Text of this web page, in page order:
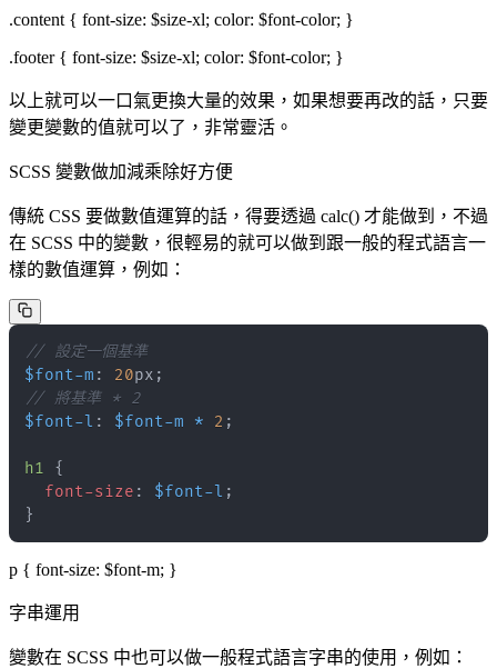
.content { font-size: $size-xl; color: $font-color; }
.footer { font-size: $size-xl; color: $font-color; }
以上就可以一口氣更換大量的效果，如果想要再改的話，只要
變更變數的值就可以了，非常靈活。
SCSS 變數做加減乘除好方便
傳統 CSS 要做數值運算的話，得要透過 calc() 才能做到，不過
在 SCSS 中的變數，很輕易的就可以做到跟一般的程式語言一
樣的數值運算，例如：
// 設定一個基準
$font-m : 20px ;
// 將基準 * 2
$font-l : $font-m * 2 ;
h1 {
font-size : $font-l ;
}
p { font-size: $font-m; }
字串運用
變數在 SCSS 中也可以做一般程式語言字串的使用，例如：